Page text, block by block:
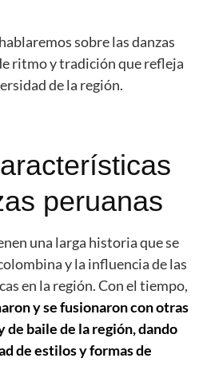
sobre las danzas
ritmo y tradición que refleja
de la región.
peruanas
una larga historia que se
y la influencia de las
en la región. Con el tiempo,
y se fusionaron con otras
baile de la región, dando
de estilos y formas de